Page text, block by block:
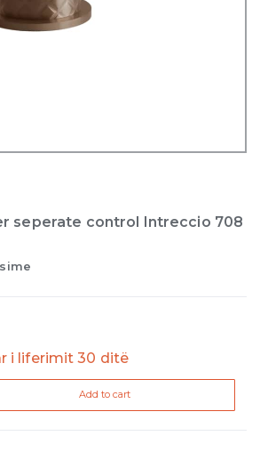
seperate control Intreccio 708
i liferimit 30 ditë
Add to cart